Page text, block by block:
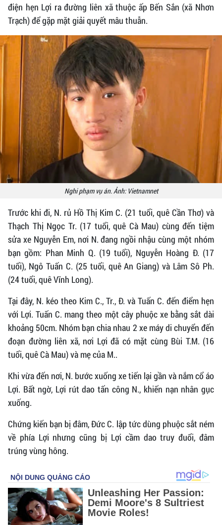
điện hẹn Lợi ra đường liên xã thuộc ấp Bến Sắn (xã Nhơn
Trạch) để gặp mặt giải quyết mâu thuẫn.
Nghi phạm vụ án. Ảnh: Vietnamnet
Trước khi đi, N. rủ Hồ Thị Kim C. (21 tuổi, quê Cần Thơ) và
Thạch Thị Ngọc Tr. (17 tuổi, quê Cà Mau) cùng đến tiệm
sửa xe Nguyễn Em, nơi N. đang ngồi nhậu cùng một nhóm
bạn gồm: Phan Minh Q. (19 tuổi), Nguyễn Hoàng Đ. (17
tuổi), Ngô Tuấn C. (25 tuổi, quê An Giang) và Lâm Sô Ph.
(24 tuổi, quê Vĩnh Long).
Tại đây, N. kéo theo Kim C., Tr., Đ. và Tuấn C. đến điểm hẹn
với Lợi. Tuấn C. mang theo một cây phuộc xe bằng sắt dài
khoảng 50cm. Nhóm bạn chia nhau 2 xe máy di chuyển đến
đoạn đường liên xã, nơi Lợi đã có mặt cùng Bùi T.M. (16
tuổi, quê Cà Mau) và mẹ của M..
Khi vừa đến nơi, N. bước xuống xe tiến lại gần và nắm cổ áo
Lợi. Bất ngờ, Lợi rút dao tấn công N., khiến nạn nhân gục
xuống.
Chứng kiến bạn bị đâm, Đức C. lập tức dùng phuộc sắt ném
về phía Lợi nhưng cũng bị Lợi cầm dao truy đuổi, đâm
trúng vùng hông.